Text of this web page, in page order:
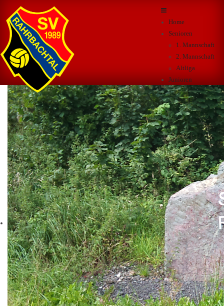
Home
Senioren
1. Mannschaft
2. Mannschaft
Altliga
Junioren
A-Junioren
B-Junioren
C-Junioren
D-Junioren
E-Junioren
F-Junioren
G-Junioren
B-Juniorinnen
C-Juniorinnen
D-Juniorinnen
F+B Kurse
Sportpark
Anfahrt
Vereinsheim
Verein
Der Verein
Vorstand
Beirat
Schiedsrichter